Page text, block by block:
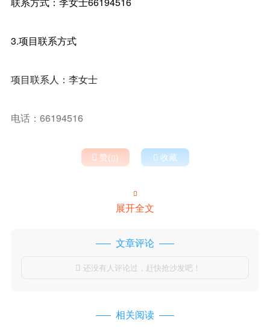
3.项目联系方式
项目联系人：李女士
电话：66194516
 赞()  收藏

展开全文
文章评论
 还没有人评论过，赶快抢沙发吧！
相关阅读